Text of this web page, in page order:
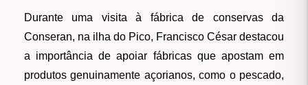
Durante uma visita à fábrica de conservas da
Conseran, na ilha do Pico, Francisco César destacou
a importância de apoiar fábricas que apostam em
produtos genuinamente açorianos, como o pescado,